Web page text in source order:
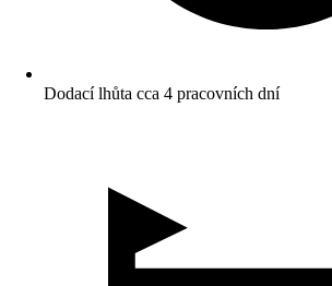
Dodací lhůta cca 4 pracovních dní